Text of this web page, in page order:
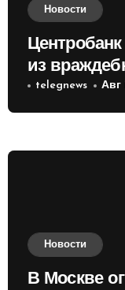
Новости
из
telegnews Авг
Новости
В Москве